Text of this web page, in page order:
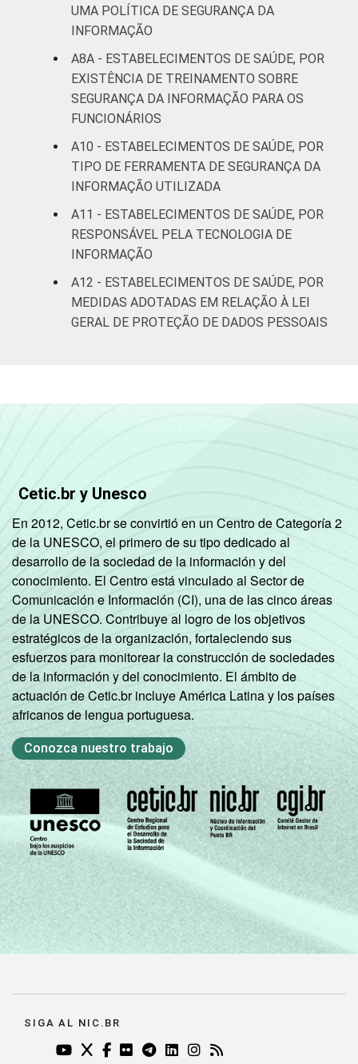
UMA POLÍTICA DE SEGURANÇA DA
INFORMAÇÃO
A8A - ESTABELECIMENTOS DE SAÚDE, POR
EXISTÊNCIA DE TREINAMENTO SOBRE
SEGURANÇA DA INFORMAÇÃO PARA OS
FUNCIONÁRIOS
A10 - ESTABELECIMENTOS DE SAÚDE, POR
TIPO DE FERRAMENTA DE SEGURANÇA DA
INFORMAÇÃO UTILIZADA
A11 - ESTABELECIMENTOS DE SAÚDE, POR
RESPONSÁVEL PELA TECNOLOGIA DE
INFORMAÇÃO
A12 - ESTABELECIMENTOS DE SAÚDE, POR
MEDIDAS ADOTADAS EM RELAÇÃO À LEI
GERAL DE PROTEÇÃO DE DADOS PESSOAIS
Cetic.br y Unesco
En 2012, Cetic.br se convirtió en un Centro de Categoría 2
de la UNESCO, el primero de su tipo dedicado al
desarrollo de la sociedad de la información y del
conocimiento. El Centro está vinculado al Sector de
Comunicación e Información (CI), una de las cinco áreas
de la UNESCO. Contribuye al logro de los objetivos
estratégicos de la organización, fortaleciendo sus
esfuerzos para monitorear la construcción de sociedades
de la información y del conocimiento. El ámbito de
actuación de Cetic.br incluye América Latina y los países
africanos de lengua portuguesa.
Conozca nuestro trabajo
SIGA AL NIC.BR
YOUTUBE DO NIC.BR (ABRE EM NOVA ABA)
TWITTER DO NIC.BR (ABRE EM NOVA ABA)
FACEBOOK DO NIC.BR (ABRE EM NOVA
FLICKR DO NIC.BR (ABRE EM NOVA
TELEGRAM DO NIC.BR (ABRE EM
LINKEDIN DO NIC.BR (ABRE
INSTAGRAM DO NIC.BR
RSS DO NIC.BR (ABRE